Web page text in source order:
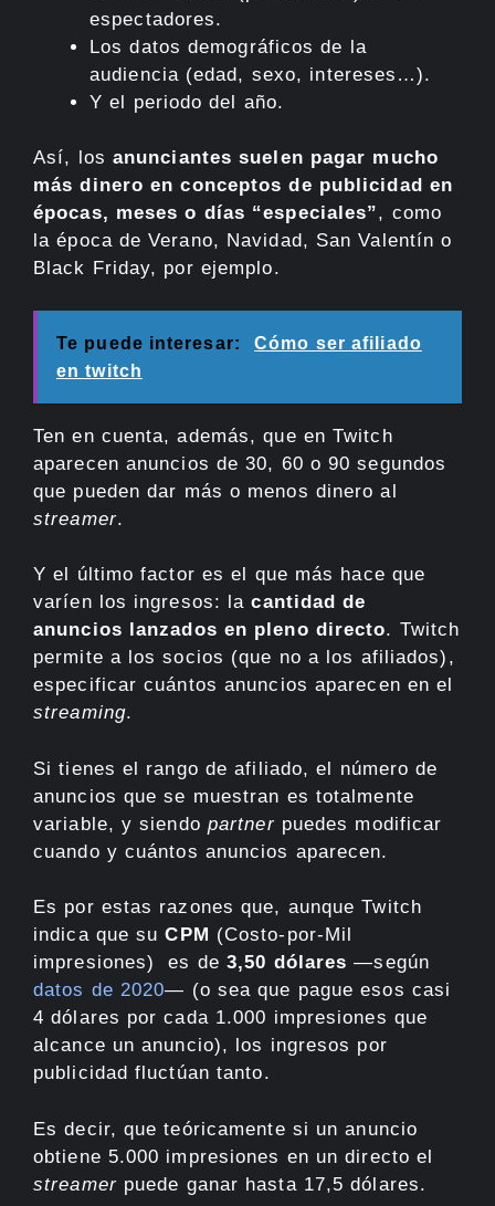
espectadores.
Los datos demográficos de la
audiencia (edad, sexo, intereses…).
Y el periodo del año.
Así, los anunciantes suelen pagar mucho
más dinero en conceptos de publicidad en
épocas, meses o días “especiales”, como
la época de Verano, Navidad, San Valentín o
Black Friday, por ejemplo.
Te puede interesar:
Cómo ser afiliado
en twitch
Ten en cuenta, además, que en Twitch
aparecen anuncios de 30, 60 o 90 segundos
que pueden dar más o menos dinero al
streamer.
Y el último factor es el que más hace que
varíen los ingresos: lacantidad de
anuncios lanzados en pleno directo. Twitch
permite a los socios (que no a los afiliados),
especificar cuántos anuncios aparecen en el
streaming.
Si tienes el rango de afiliado, el número de
anuncios que se muestran es totalmente
variable, y siendo partnerpuedes modificar
cuando y cuántos anuncios aparecen.
Es por estas razones que, aunque Twitch
indica que suCPM (Costo-por-Mil
impresiones) es de3,50 dólares —según
datos de 2020— (o sea que pague esos casi
4 dólares por cada 1.000 impresiones que
alcance un anuncio), los ingresos por
publicidad fluctúan tanto.
Es decir, que teóricamente si un anuncio
obtiene 5.000 impresiones en un directo el
streamerpuede ganar hasta 17,5 dólares.